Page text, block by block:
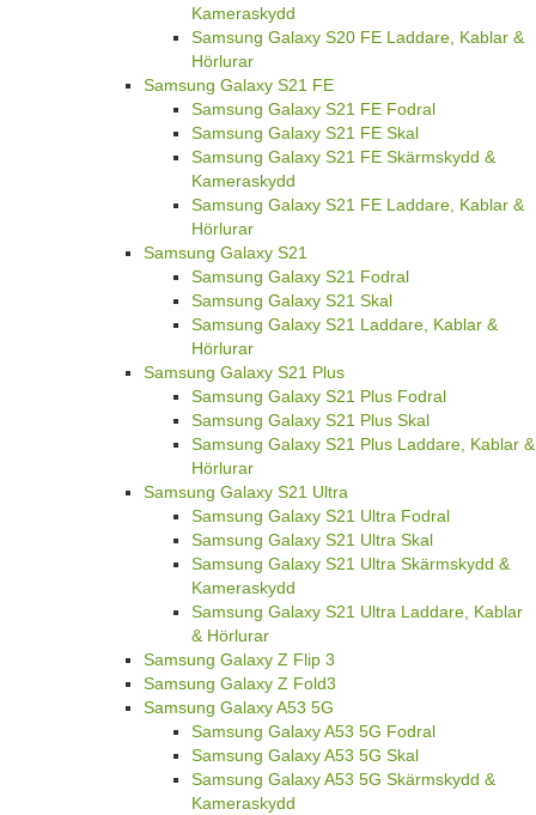
Kameraskydd
Samsung Galaxy S20 FE Laddare, Kablar &
Hörlurar
Samsung Galaxy S21 FE
Samsung Galaxy S21 FE Fodral
Samsung Galaxy S21 FE Skal
Samsung Galaxy S21 FE Skärmskydd &
Kameraskydd
Samsung Galaxy S21 FE Laddare, Kablar &
Hörlurar
Samsung Galaxy S21
Samsung Galaxy S21 Fodral
Samsung Galaxy S21 Skal
Samsung Galaxy S21 Laddare, Kablar &
Hörlurar
Samsung Galaxy S21 Plus
Samsung Galaxy S21 Plus Fodral
Samsung Galaxy S21 Plus Skal
Samsung Galaxy S21 Plus Laddare, Kablar &
Hörlurar
Samsung Galaxy S21 Ultra
Samsung Galaxy S21 Ultra Fodral
Samsung Galaxy S21 Ultra Skal
Samsung Galaxy S21 Ultra Skärmskydd &
Kameraskydd
Samsung Galaxy S21 Ultra Laddare, Kablar
& Hörlurar
Samsung Galaxy Z Flip 3
Samsung Galaxy Z Fold3
Samsung Galaxy A53 5G
Samsung Galaxy A53 5G Fodral
Samsung Galaxy A53 5G Skal
Samsung Galaxy A53 5G Skärmskydd &
Kameraskydd